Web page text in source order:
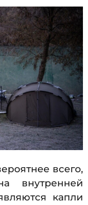
9
2
0
2
5
всего,
внутренней
капли